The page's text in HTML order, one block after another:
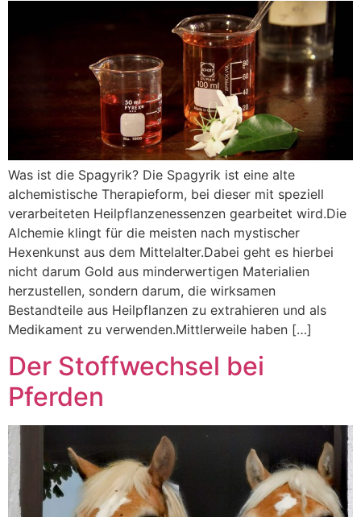
Was ist die Spagyrik? Die Spagyrik ist eine alte
alchemistische Therapieform, bei dieser mit speziell
verarbeiteten Heilpflanzenessenzen gearbeitet wird.Die
Alchemie klingt für die meisten nach mystischer
Hexenkunst aus dem Mittelalter.Dabei geht es hierbei
nicht darum Gold aus minderwertigen Materialien
herzustellen, sondern darum, die wirksamen
Bestandteile aus Heilpflanzen zu extrahieren und als
Medikament zu verwenden.Mittlerweile haben […]
Der Stoffwechsel bei
Pferden